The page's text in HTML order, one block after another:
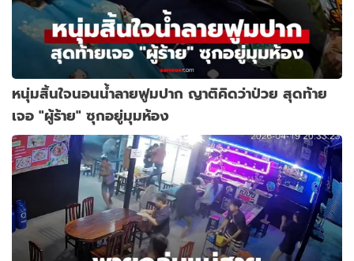
หนุ่มสิ้นใจนอนน้ำลายฟูมปาก ญาติคิดว่าป่วย สุดท้าย
เจอ "ผู้ร้าย" ซุกอยู่มุมห้อง